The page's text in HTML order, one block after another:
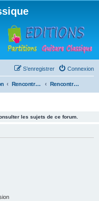
Connexion
S’enregistrer
Rencontres musicales Rencontres Perpignan
les sujets de ce forum.